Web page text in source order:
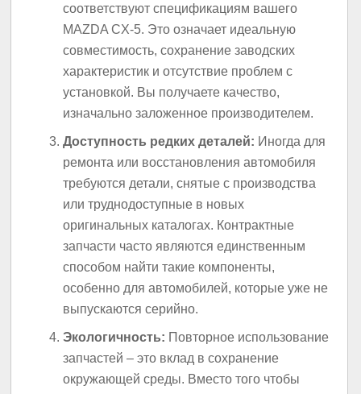
соответствуют спецификациям вашего
MAZDA CX-5. Это означает идеальную
совместимость, сохранение заводских
характеристик и отсутствие проблем с
установкой. Вы получаете качество,
изначально заложенное производителем.
Доступность редких деталей: Иногда для
ремонта или восстановления автомобиля
требуются детали, снятые с производства
или труднодоступные в новых
оригинальных каталогах. Контрактные
запчасти часто являются единственным
способом найти такие компоненты,
особенно для автомобилей, которые уже не
выпускаются серийно.
Экологичность: Повторное использование
запчастей – это вклад в сохранение
окружающей среды. Вместо того чтобы